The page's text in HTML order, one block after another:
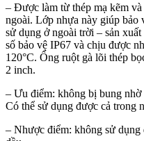
– Được làm từ thép mạ kẽm
ngoài. Lớp nhựa này giúp bảo
sử dụng ở ngoài trời – sản
số bảo vệ IP67 và chịu được
120°C. Ống ruột gà lõi thép
2 inch.
– Ưu điểm: không bị bung
Có thể sử dụng được cả trong
– Nhược điểm: không sử